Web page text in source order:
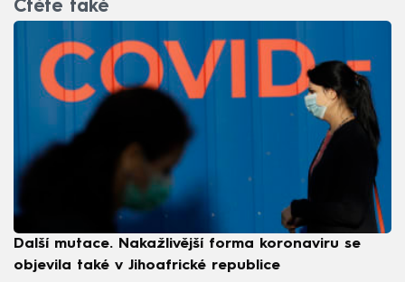
Čtěte také
Další mutace. Nakažlivější forma koronaviru se
objevila také v Jihoafrické republice